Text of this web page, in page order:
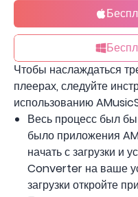
Чтобы наслаждаться
плеерах, следуйте
использованию
Весь процесс был
было приложения
начать с загрузки и
Converter на ваше
загрузки откройте